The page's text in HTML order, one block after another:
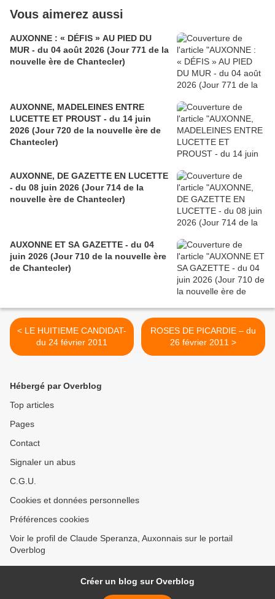
Vous aimerez aussi
AUXONNE : « DÉFIS » AU PIED DU
MUR - du 04 août 2026 (Jour 771 de la
nouvelle ère de Chantecler)
AUXONNE, MADELEINES ENTRE
LUCETTE ET PROUST - du 14 juin
2026 (Jour 720 de la nouvelle ère de
Chantecler)
AUXONNE, DE GAZETTE EN LUCETTE
- du 08 juin 2026 (Jour 714 de la
nouvelle ère de Chantecler)
AUXONNE ET SA GAZETTE - du 04
juin 2026 (Jour 710 de la nouvelle ère
de Chantecler)
< LE HUITIEME CANDIDAT-
du 24 février 2011
ROSES DE PICARDIE – du
26 février 2011 >
Hébergé par Overblog
Top articles
Pages
Contact
Signaler un abus
C.G.U.
Cookies et données personnelles
Préférences cookies
Voir le profil de Claude Speranza, Auxonnais sur le portail
Overblog
Créer un blog sur Overblog